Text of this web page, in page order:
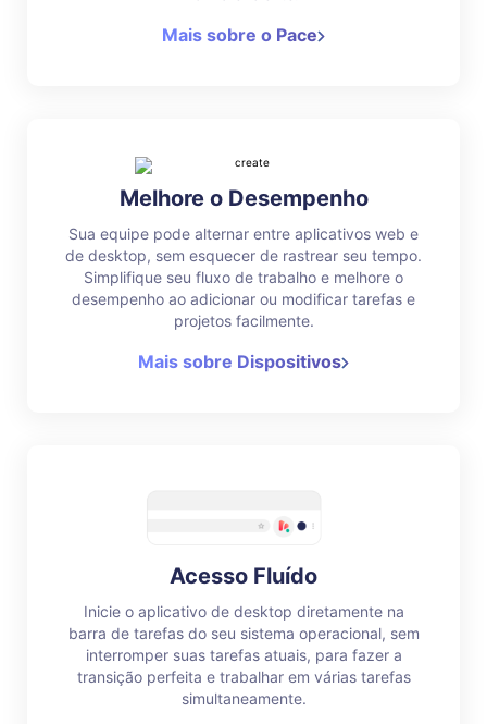
Mais sobre o Pace
Melhore o Desempenho
Sua equipe pode alternar entre aplicativos web e
de desktop, sem esquecer de rastrear seu tempo.
Simplifique seu fluxo de trabalho e melhore o
desempenho ao adicionar ou modificar tarefas e
projetos facilmente.
Mais sobre Dispositivos
Acesso Fluído
Inicie o aplicativo de desktop diretamente na
barra de tarefas do seu sistema operacional, sem
interromper suas tarefas atuais, para fazer a
transição perfeita e trabalhar em várias tarefas
simultaneamente.